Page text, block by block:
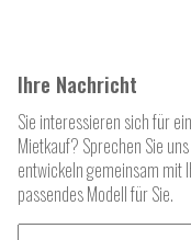
Ihre Nachricht
Sie interessieren sich für
Mietkauf? Sprechen Sie
entwickeln gemeinsam mit
passendes Modell für Sie.